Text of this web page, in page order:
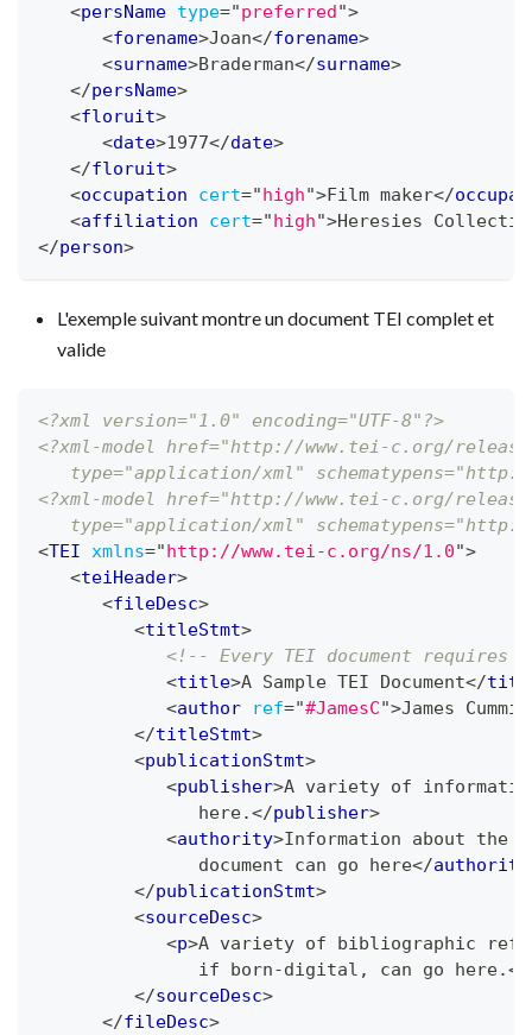
<persName type="preferred">
<forename>Joan</forename>
<surname>Braderman</surname>
</persName>
<floruit>
<date>1977</date>
</floruit>
<occupation cert="high">Film maker</
<affiliation cert="high">Heresies
</person>
L'exemple suivant montre un document TEI complet et
valide
<?xml version="1.0" encoding="UTF-8"?>
<?xml-model href="http://www.tei-c.org/
type="application/xml"
<?xml-model href="http://www.tei-c.org/
type="application/xml"
<TEI xmlns="http://www.tei-c.org/ns/1.0">
<teiHeader>
<fileDesc>
<titleStmt>
<!-- Every TEI document
<title>A Sample TEI Document</
<author ref="#JamesC">James
</titleStmt>
<publicationStmt>
<publisher>A variety of
               here.
</publisher>
<authority>Information about the
               document can go here
</authority
</publicationStmt>
<sourceDesc>
<p>A variety of bibliographic
               if born-digital, can go here.
</
</sourceDesc>
</fileDesc>